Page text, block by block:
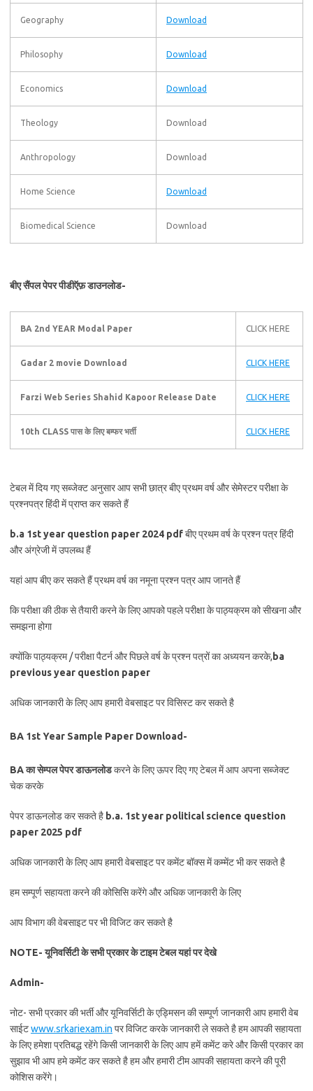
Geography Download
Philosophy Download
Economics Download
Theology Download
Anthropology Download
Home Science Download
Biomedical Science Download
बीए सैंपल पेपर पीडीऍफ़ डाउनलोड-
BA 2nd YEAR Modal Paper CLICK HERE
Gadar 2 movie Download CLICK HERE
Farzi Web Series Shahid Kapoor Release Date CLICK HERE
10th CLASS पास के लिए बम्फर भर्ती CLICK HERE
टेबल में दिय गए सब्जेक्ट अनुसार आप सभी छात्र बीए प्रथम वर्ष और सेमेस्टर परीक्षा के
प्रश्नपत्र हिंदी में प्राप्त कर सकते हैं
b.a 1st year question paper 2024 pdfबीए प्रथम वर्ष के प्रश्न पत्र हिंदी
और अंग्रेजी में उपलब्ध हैं
यहां आप बीए कर सकते हैं प्रथम वर्ष का नमूना प्रश्न पत्र आप जानते हैं
कि परीक्षा की ठीक से तैयारी करने के लिए आपको पहले परीक्षा के पाठ्यक्रम को सीखना और
समझना होगा
क्योंकि पाठ्यक्रम / परीक्षा पैटर्न और पिछले वर्ष के प्रश्न पत्रों का अध्ययन करके, ba
previous year question paper
अधिक जानकारी के लिए आप हमारी वेबसाइट पर विसिस्ट कर सकते है
BA 1st Year Sample Paper Download-
BA का सेम्पल पेपर डाऊनलोडकरने के लिए ऊपर दिए गए टेबल में आप अपना सब्जेक्ट
चेक करके
पेपर डाऊनलोड कर सकते है b.a. 1st year political science question
paper 2025 pdf
अधिक जानकारी के लिए आप हमारी वेबसाइट पर कमेंट बॉक्स में कम्मेंट भी कर सकते है
हम सम्पूर्ण सहायता करने की कोसिसि करेंगे और अधिक जानकारी के लिए
आप विभाग की वेबसाइट पर भी विजिट कर सकते है
NOTE- यूनिवर्सिटी के सभी प्रकार के टाइम टेबल यहां पर देखे
Admin-
नोट- सभी प्रकार की भर्ती और यूनिवर्सिटी के एड्मिसन की सम्पूर्ण जानकारी आप हमारी वेब
साईटwww.srkariexam.in पर विजिट करके जानकारी ले सकते है हम आपकी सहायता
के लिए हमेशा प्रतिबद्ध रहेंगे किसी जानकारी के लिए आप हमें कमेंट करे और किसी प्रकार का
सुझाव भी आप हमे कमेंट कर सकते है हम और हमारी टीम आपकी सहायता करने की पूरी
कोशिस करेंगे।